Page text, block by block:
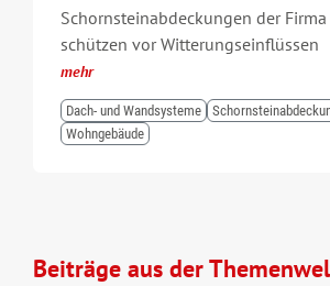
Schornsteinabdeckungen der
schützen vor Witterungseinflüssen
mehr
Dach- und Wandsysteme
Wohngebäude
Beiträge aus der